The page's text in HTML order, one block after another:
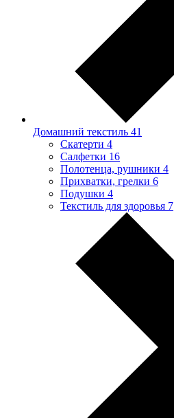
Домашний текстиль 41
Скатерти 4
Салфетки 16
Полотенца, рушники 4
Прихватки, грелки 6
Подушки 4
Текстиль для здоровья 7